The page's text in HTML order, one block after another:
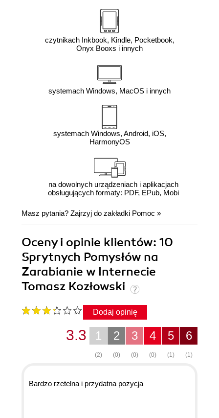
czytnikach Inkbook, Kindle, Pocketbook,
Onyx Booxs i innych
systemach Windows, MacOS i innych
systemach Windows, Android, iOS,
HarmonyOS
na dowolnych urządzeniach i aplikacjach
obsługujących formaty: PDF, EPub, Mobi
Masz pytania? Zajrzyj do zakładki Pomoc »
Oceny i opinie klientów: 10
Sprytnych Pomysłów na
Zarabianie w Internecie
Tomasz Kozłowski
Dodaj opinię
6
(1)
5
(1)
4
(0)
3
(0)
2
(0)
1
(2)
3.3
Bardzo rzetelna i przydatna pozycja